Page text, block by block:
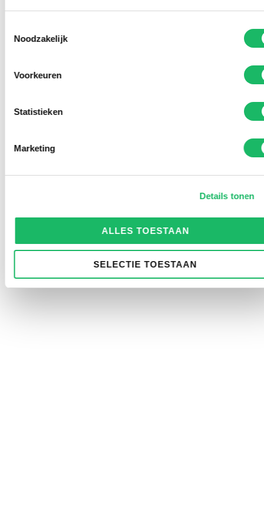
Noodzakelijk
Voorkeuren
Statistieken
Marketing
Details tonen
ALLES TOESTAAN
SELECTIE TOESTAAN